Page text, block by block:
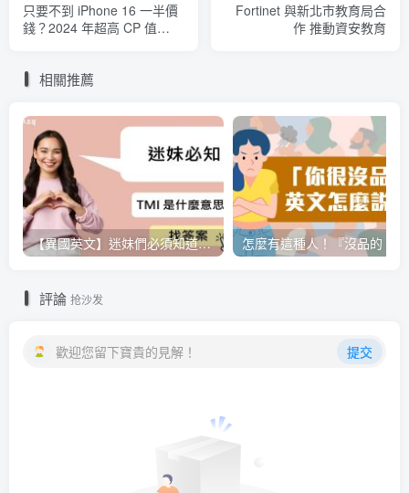
只要不到 iPhone 16 一半價
錢？2024 年超高 CP 值
Fortinet 與新北市教育局合
作 推動資安教育
相關推薦
【異國英文】迷妹們必須知道的小知識，「TMI」是什麼意思呢？
評論 抢沙发
歡迎您留下寶貴的見解！ 提交